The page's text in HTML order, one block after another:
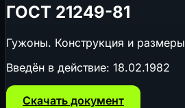
ГОСТ 21249-81
Гужоны. Конструкция и размеры
Введён в действие: 18.02.1982
Скачать документ